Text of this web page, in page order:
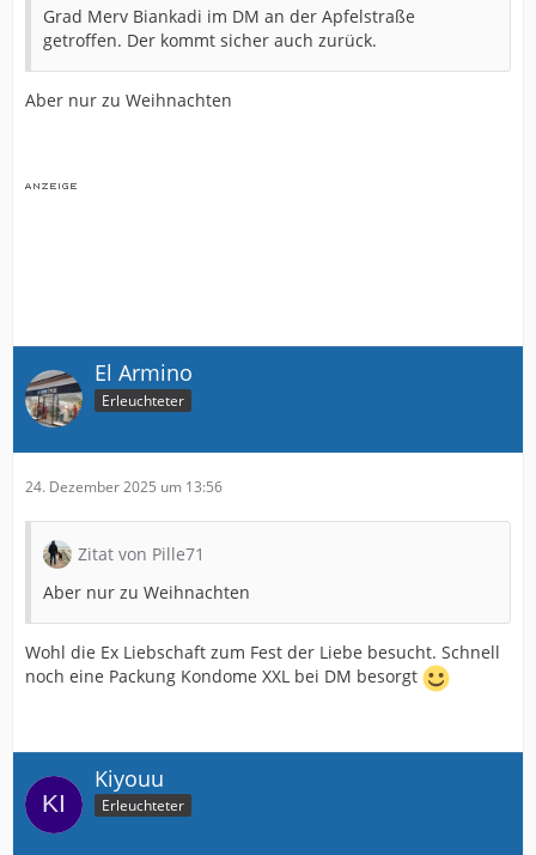
Grad Merv Biankadi im DM an der Apfelstraße
getroffen. Der kommt sicher auch zurück.
Aber nur zu Weihnachten
El Armino
Erleuchteter
24. Dezember 2025 um 13:56
Zitat von Pille71
Aber nur zu Weihnachten
Wohl die Ex Liebschaft zum Fest der Liebe besucht. Schnell
noch eine Packung Kondome XXL bei DM besorgt
Kiyouu
Erleuchteter